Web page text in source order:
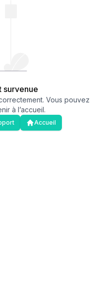
survenue
Vous pouvez
à l’accueil.
Accueil